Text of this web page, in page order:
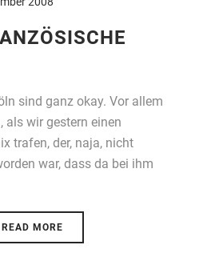
sind ganz okay. Vor allem
als wir gestern einen
trafen, der, naja, nicht
war, dass da bei ihm
READ MORE